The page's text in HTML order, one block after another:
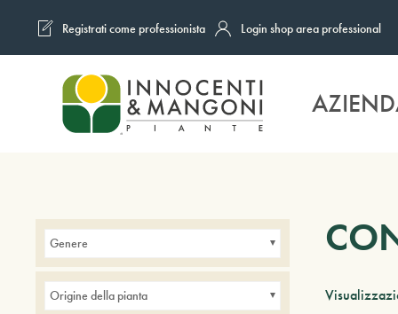
Skip to main content
Registrati come professionista Login shop area professional
Genere
Origine della pianta